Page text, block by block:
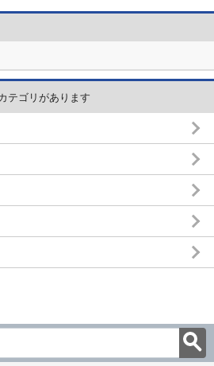
テゴリがあります